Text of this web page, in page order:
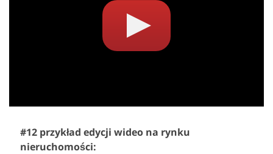
#12 przykład edycji wideo na rynku
nieruchomości: